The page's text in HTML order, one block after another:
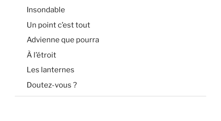
Insondable
Un point c’est tout
Advienne que pourra
À l’étroit
Les lanternes
Doutez-vous ?